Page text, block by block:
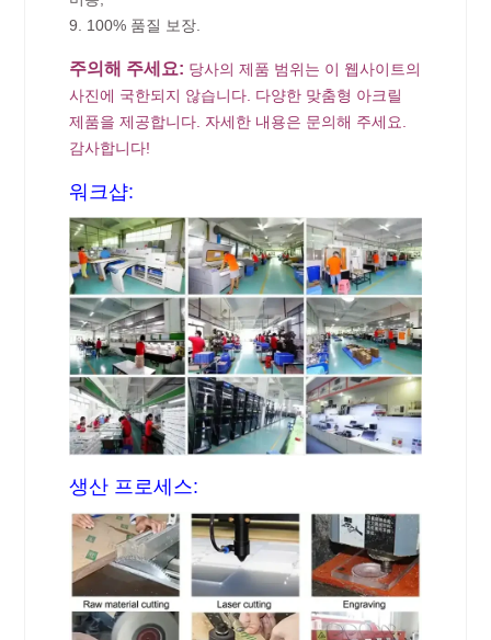
9. 100% 품질 보장.
주의해 주세요: 당사의 제품 범위는 이 웹사이트의
사진에 국한되지 않습니다. 다양한 맞춤형 아크릴
제품을 제공합니다. 자세한 내용은 문의해 주세요.
감사합니다!
워크샵:
생산 프로세스: